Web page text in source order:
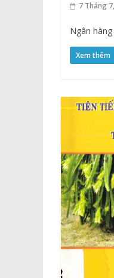
7 Tháng
Ngân
Xem thêm